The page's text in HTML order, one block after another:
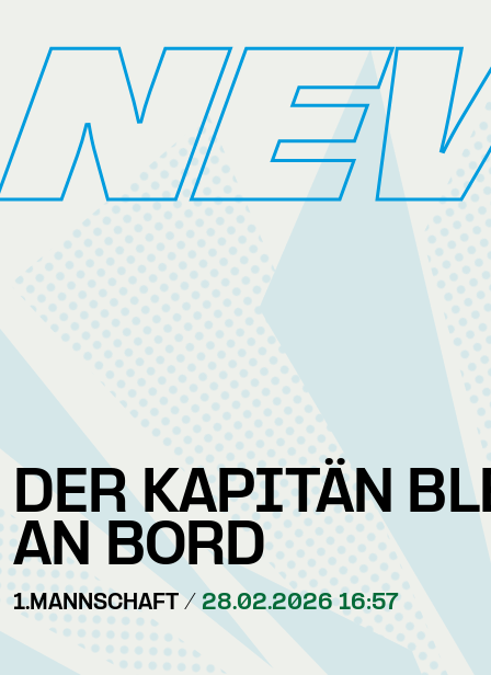
DER KAPITÄN
AN BORD
1.MANNSCHAFT / 28.02.2026 16:57